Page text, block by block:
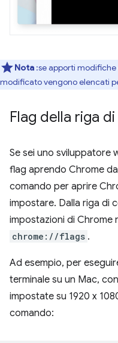
Nota :se apporti modifiche
modificato vengono elencati
Flag della riga
Se sei uno sviluppatore
flag aprendo Chrome
comando per aprire
impostare. Dalla riga di
impostazioni di Chrome
chrome://flags .
Ad esempio, per
terminale su un Mac, con
impostate su 1920 x
comando: